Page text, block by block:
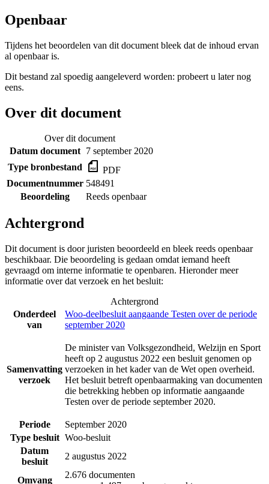
Openbaar
Tijdens het beoordelen van dit document bleek dat de inhoud ervan
al openbaar is.
Dit bestand zal spoedig aangeleverd worden: probeert u later nog
eens.
Over dit document
Over dit document
Datum document 7 september 2020
Type bronbestand
PDF
Documentnummer 548491
Beoordeling
Reeds openbaar
Achtergrond
Dit document is door juristen beoordeeld en bleek reeds openbaar
beschikbaar. Die beoordeling is gedaan omdat iemand heeft
gevraagd om interne informatie te openbaren. Hieronder meer
informatie over dat verzoek en het besluit:
Achtergrond
Onderdeel
van
Woo-deelbesluit aangaande Testen over de periode
september 2020
Samenvatting
verzoek
De minister van Volksgezondheid, Welzijn en Sport
heeft op 2 augustus 2022 een besluit genomen op
verzoeken in het kader van de Wet open overheid.
Het besluit betreft openbaarmaking van documenten
die betrekking hebben op informatie aangaande
Testen over de periode september 2020.
Periode
September 2020
Type besluit Woo-besluit
Datum
besluit
2 augustus 2022
Omvang
2.676 documenten